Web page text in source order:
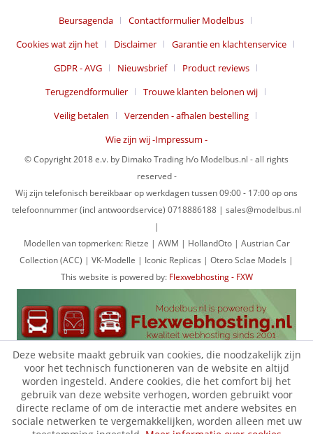
Beursagenda
Contactformulier Modelbus
Cookies wat zijn het
Disclaimer
Garantie en klachtenservice
GDPR - AVG
Nieuwsbrief
Product reviews
Terugzendformulier
Trouwe klanten belonen wij
Veilig betalen
Verzenden - afhalen bestelling
Wie zijn wij -Impressum -
© Copyright 2018 e.v. by Dimako Trading h/o Modelbus.nl - all rights
reserved -
Wij zijn telefonisch bereikbaar op werkdagen tussen 09:00 - 17:00 op ons
telefoonnummer (incl antwoordservice) 0718886188 | sales@modelbus.nl
|
Modellen van topmerken: Rietze | AWM | HollandOto | Austrian Car
Collection (ACC) | VK-Modelle | Iconic Replicas | Otero Sclae Models |
This website is powered by: Flexwebhosting - FXW
Deze website maakt gebruik van cookies, die noodzakelijk zijn
voor het technisch functioneren van de website en altijd
worden ingesteld. Andere cookies, die het comfort bij het
gebruik van deze website verhogen, worden gebruikt voor
directe reclame of om de interactie met andere websites en
sociale netwerken te vergemakkelijken, worden alleen met uw